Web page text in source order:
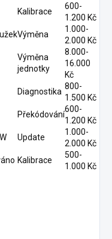
Kalibrace
600-
1.200 Kč
Výměna
1.000-
2.000 Kč
Výměna
jednotky
8.000-
16.000
Kč
Diagnostika
800-
1.500 Kč
Překódování
600-
1.200 Kč
Update
1.000-
2.000 Kč
Kalibrace
500-
1.000 Kč